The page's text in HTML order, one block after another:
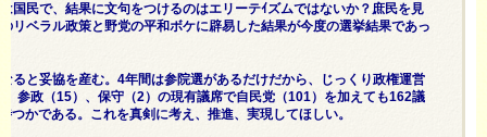
国民で、結果に文句をつけるのはエリーテｲズムではないか？庶民を見
リベラル政策と野党の平和ボケに辟易した結果が今度の選挙結果であっ
ると妥協を産む。4年間は参院選があるだけだから、じっくり政権運営
参政（15）、保守（2）の現有議席で自民党（101）を加えても162議
かである。これを真剣に考え、推進、実現してほしい。